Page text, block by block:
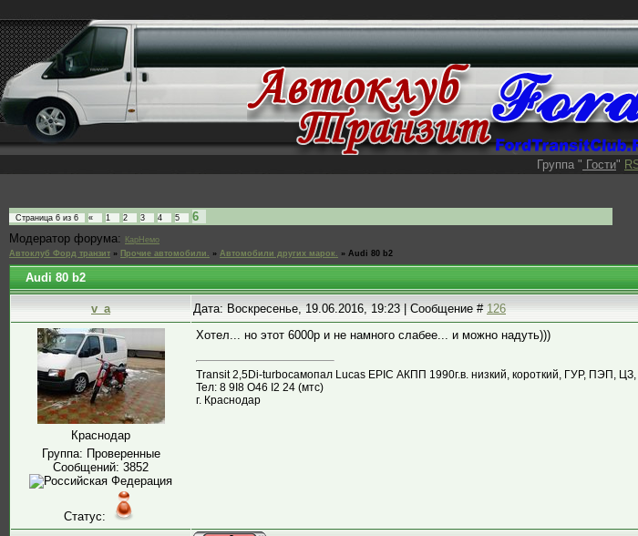
Группа " Гости"
Страница 6 из 6 « 1 2 3 4 5
6
Модератор форума:
КарНемо
Автоклуб Форд транзит » Прочие автомобили. » Автомобили других марок. » Audi 80 b2
Audi 80 b2
v_a Дата: Воскресенье, 19.06.2016, 19:23 | Сообщение #126
Краснодар
Группа: Проверенные
Сообщений: 3852
Статус:
Хотел... но этот 6000р и не намного слабее... и можно надуть)))
Transit 2,5Di-turboсамопал Lucas EPIC АКПП 1990г.в. низкий, короткий, ГУР, ПЭП,
Тел: 8 9I8 О46 I2 24 (мтс)
г. Краснодар